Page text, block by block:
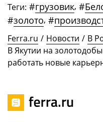
Теги: #грузовик, #
#золото, #
Ferra.ru / Новости / В
В Якутии на
работать новые